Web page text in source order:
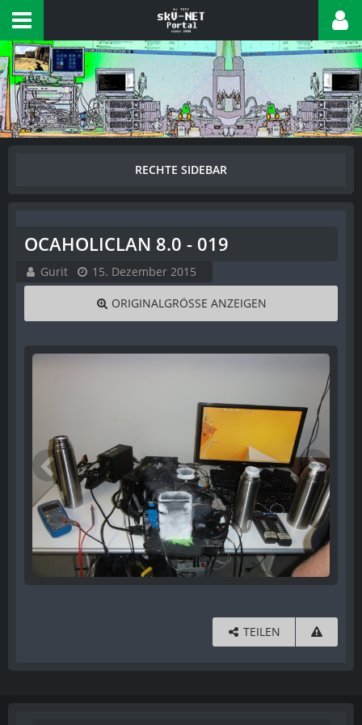
OCAHOLICLAN 8.0 - 019
Gurit 15. Dezember 2015
ORIGINALGRÖSSE ANZEIGEN
TEILEN